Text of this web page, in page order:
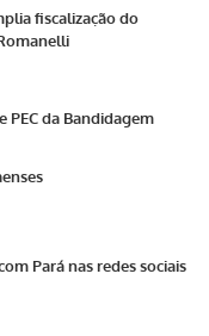
fiscalização do
PEC da Bandidagem
Pará nas redes sociais